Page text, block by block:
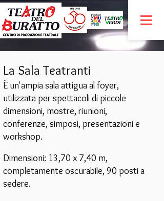
La Sala Teatranti
È un'ampia sala attigua al foyer,
utilizzata per spettacoli di piccole
dimensioni, mostre, riunioni,
conferenze, simposi, presentazioni e
workshop.
Dimensioni: 13,70 x 7,40 m,
completamente oscurabile, 90 posti a
sedere.